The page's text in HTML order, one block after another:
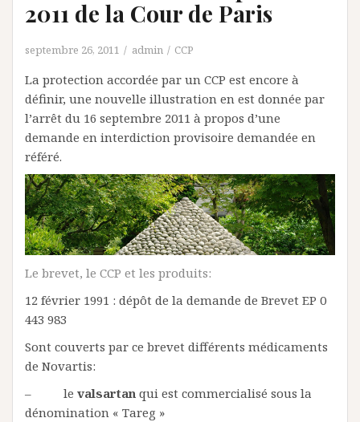
2011 de la Cour de Paris
septembre 26, 2011 admin CCP
La protection accordée par un CCP est encore à
définir, une nouvelle illustration en est donnée par
l’arrêt du 16 septembre 2011 à propos d’une
demande en interdiction provisoire demandée en
référé.
Le brevet, le CCP et les produits:
12 février 1991 : dépôt de la demande de Brevet EP 0
443 983
Sont couverts par ce brevet différents médicaments
de Novartis:
– le valsartan qui est commercialisé sous la
dénomination « Tareg »